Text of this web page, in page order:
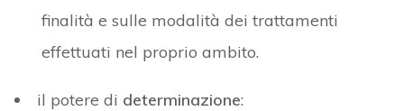
finalità e sulle modalità dei trattamenti
effettuati nel proprio ambito.
il potere di determinazione: